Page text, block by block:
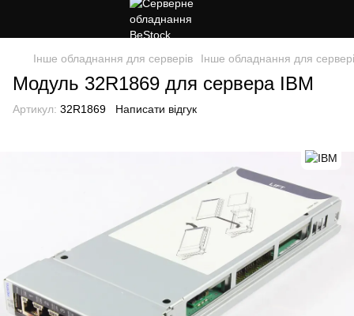
Інше обладнання для серверів Інше обладнання для
Модуль 32R1869 для сервера IBM
Артикул: 32R1869 Написати відгук